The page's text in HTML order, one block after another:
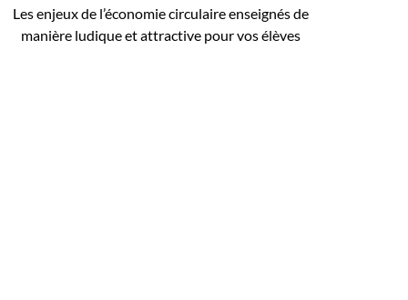
Les enjeux de l’économie circulaire enseignés de
manière ludique et attractive pour vos élèves